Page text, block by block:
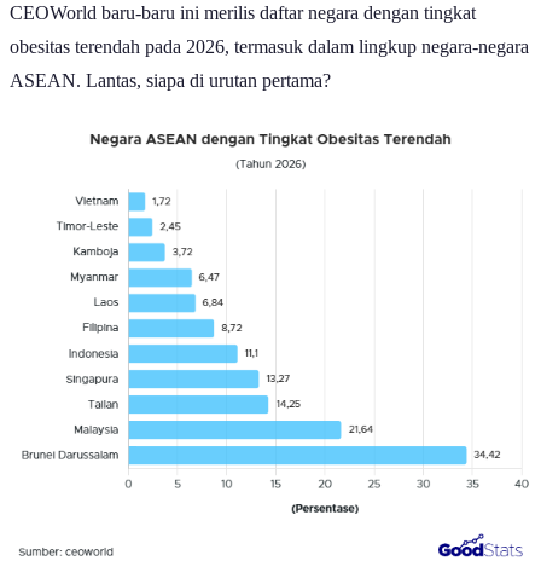
CEOWorld baru-baru ini merilis daftar negara dengan tingkat
obesitas terendah pada 2026, termasuk dalam lingkup negara-negara
ASEAN. Lantas, siapa di urutan pertama?